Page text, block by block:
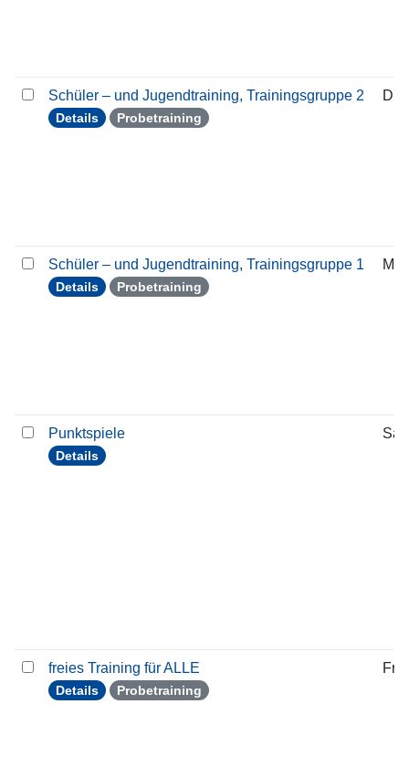
Schüler – und Jugendtraining, Trainingsgruppe 2
Details Probetraining
Schüler – und Jugendtraining, Trainingsgruppe 1
Details Probetraining
Punktspiele
Details
freies Training für ALLE
Details Probetraining